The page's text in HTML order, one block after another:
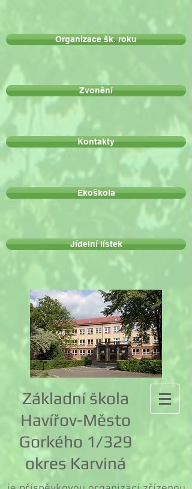
Organizace šk. roku
Zvonění
Kontakty
Ekoškola
Jídelní lístek
Základní škola
Havířov-Město
Gorkého 1/329
okres Karviná